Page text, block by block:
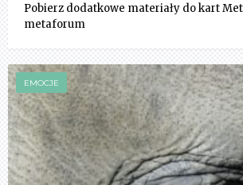
Pobierz dodatkowe materiały do kart
metaforum
EMOCJE